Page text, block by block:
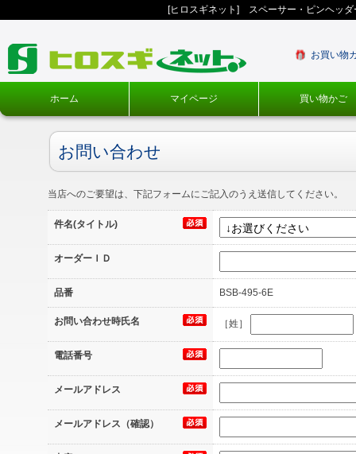
[ヒロスギネット] スペーサー・ピンヘッ
お買い物
ホーム マイページ 買い物かご
お問い合わせ
当店へのご要望は、下記フォームにご記入のうえ送信してください。
件名(タイトル)
オーダーＩＤ
品番 BSB-495-6E
お問い合わせ時氏名 ［姓］
電話番号
メールアドレス
メールアドレス（確認）